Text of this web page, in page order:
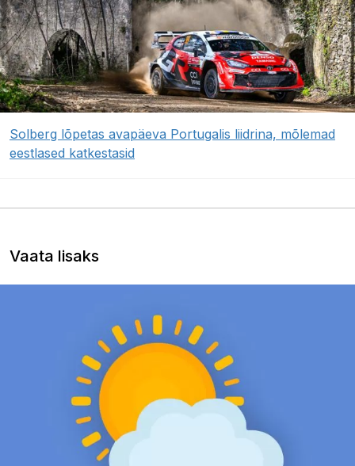
Solberg lõpetas avapäeva Portugalis liidrina, mõlemad
eestlased katkestasid
Vaata lisaks